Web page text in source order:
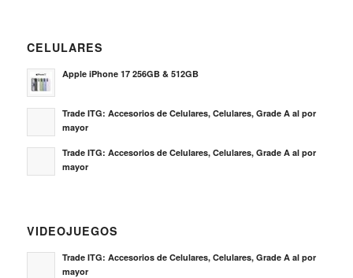
CELULARES
Apple iPhone 17 256GB & 512GB
Trade ITG: Accesorios de Celulares, Celulares, Grade A al por
mayor
Trade ITG: Accesorios de Celulares, Celulares, Grade A al por
mayor
VIDEOJUEGOS
Trade ITG: Accesorios de Celulares, Celulares, Grade A al por
mayor